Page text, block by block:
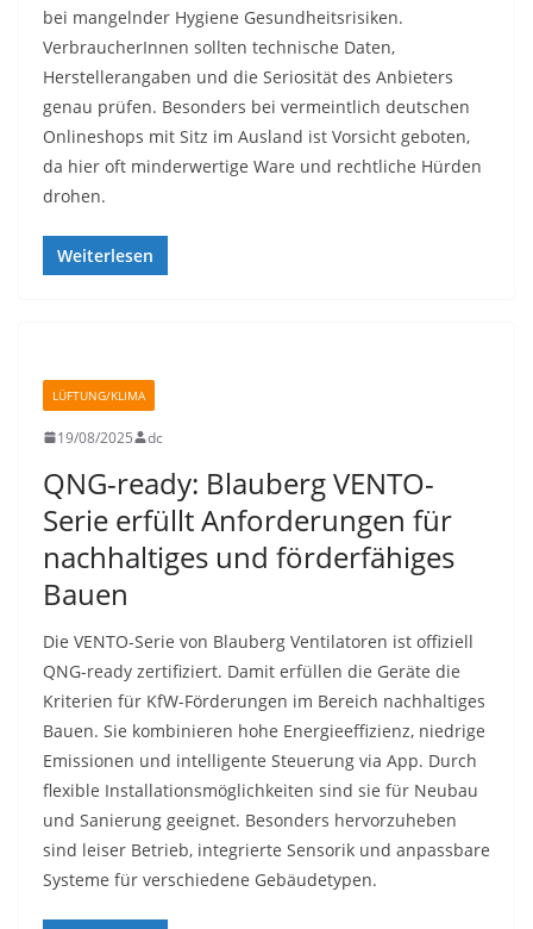
bei mangelnder Hygiene Gesundheitsrisiken.
VerbraucherInnen sollten technische Daten,
Herstellerangaben und die Seriosität des Anbieters
genau prüfen. Besonders bei vermeintlich deutschen
Onlineshops mit Sitz im Ausland ist Vorsicht geboten,
da hier oft minderwertige Ware und rechtliche Hürden
drohen.
Weiterlesen
LÜFTUNG/KLIMA
19/08/2025 dc
QNG-ready: Blauberg VENTO-
Serie erfüllt Anforderungen für
nachhaltiges und förderfähiges
Bauen
Die VENTO-Serie von Blauberg Ventilatoren ist offiziell
QNG-ready zertifiziert. Damit erfüllen die Geräte die
Kriterien für KfW-Förderungen im Bereich nachhaltiges
Bauen. Sie kombinieren hohe Energieeffizienz, niedrige
Emissionen und intelligente Steuerung via App. Durch
flexible Installationsmöglichkeiten sind sie für Neubau
und Sanierung geeignet. Besonders hervorzuheben
sind leiser Betrieb, integrierte Sensorik und anpassbare
Systeme für verschiedene Gebäudetypen.